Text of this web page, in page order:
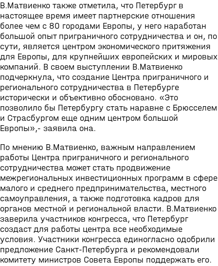
В.Матвиенко также отметила, что Петербург в
настоящее время имеет партнерские отношения
более чем с 80 городами Европы, у него наработан
большой опыт приграничного сотрудничества и он, по
сути, является центром экономического притяжения
для Европы, для крупнейших европейских и мировых
компаний. В своем выступлении В.Матвиенко
подчеркнула, что создание Центра приграничного и
регионального сотрудничества в Петербурге
исторически и объективно обосновано. «Это
позволило бы Петербургу стать наравне с Брюсселем
и Страсбургом еще одним центром большой
Европы»,- заявила она.
По мнению В.Матвиенко, важным направлением
работы Центра приграничного и регионального
сотрудничества может стать продвижение
межрегиональных инвестиционных программ в сфере
малого и среднего предпринимательства, местного
самоуправления, а также подготовка кадров для
органов местной и региональной власти. В.Матвиенко
заверила участников конгресса, что Петербург
создаст для работы центра все необходимые
условия. Участники конгресса единогласно одобрили
предложение Санкт-Петербурга и рекомендовали
комитету министров Совета Европы поддержать его.